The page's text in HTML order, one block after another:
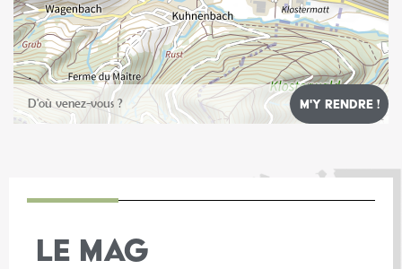
Leaflet
LE MAG